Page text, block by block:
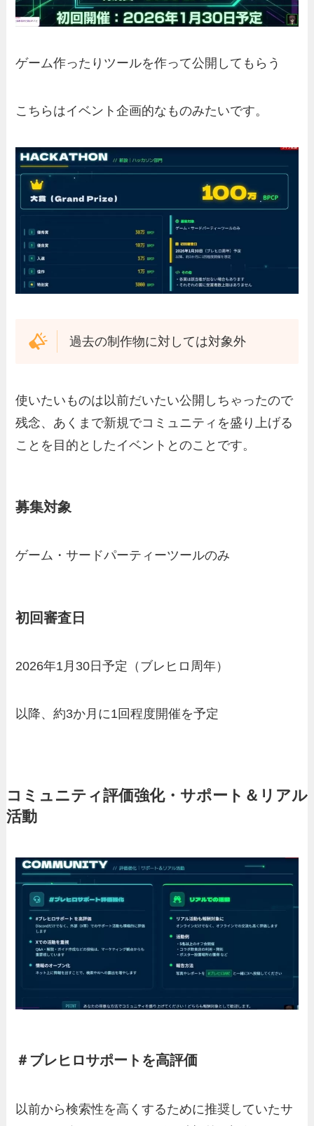
ゲーム作ったりツールを作って公開してもらう
こちらはイベント企画的なものみたいです。
過去の制作物に対しては対象外
使いたいものは以前だいたい公開しちゃったので
残念、あくまで新規でコミュニティを盛り上げる
ことを目的としたイベントとのことです。
募集対象
ゲーム・サードパーティーツールのみ
初回審査日
2026年1月30日予定（ブレヒロ周年）
以降、約3か月に1回程度開催を予定
コミュニティ評価強化・サポート＆リアル
活動
＃ブレヒロサポートを高評価
以前から検索性を高くするために推奨していたサ